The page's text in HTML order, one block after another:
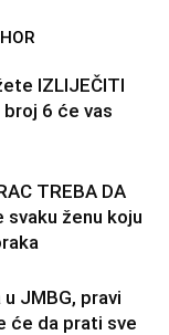
IZLIJEČITI
broj 6 će vas
TREBA DA
svaku ženu koju
JMBG, pravi
će da prati sve